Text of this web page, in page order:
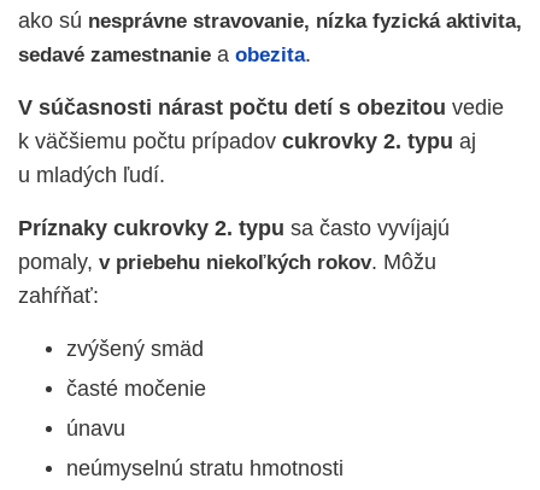
ako sú nesprávne stravovanie, nízka fyzická aktivita,
sedavé zamestnanie a obezita.
V súčasnosti nárast počtu detí s obezitou vedie
k väčšiemu počtu prípadov cukrovky 2. typu aj
u mladých ľudí.
Príznaky cukrovky 2. typu sa často vyvíjajú
pomaly, v priebehu niekoľkých rokov. Môžu
zahŕňať:
zvýšený smäd
časté močenie
únavu
neúmyselnú stratu hmotnosti